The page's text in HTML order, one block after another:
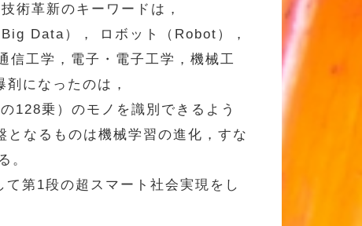
術革新のキーワードは，
Data）， ロボット（Robot），
信工学，電子・電子工学，機械工
になったのは，
乗）のモノを識別できるよう
なるものは機械学習の進化，すな
。
第1段の超スマート社会実現をし